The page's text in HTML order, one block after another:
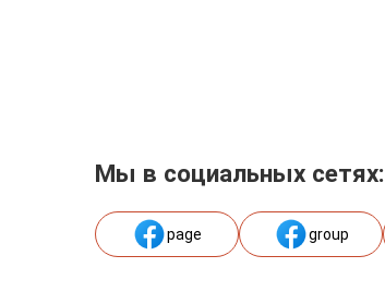
Мы в социальных сетях:
page group